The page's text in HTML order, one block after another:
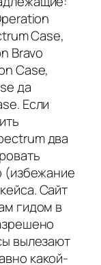
Case,
Bravo
Case,
да
Если
два
(избежание
Сайт
гидом в
вылезают
какой-